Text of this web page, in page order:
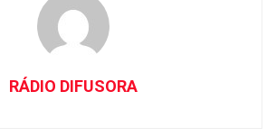
RÁDIO DIFUSORA